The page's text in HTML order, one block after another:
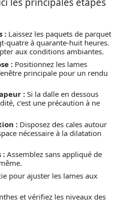
: Laissez les paquets de parquet
quatre à quarante-huit heures.
aux conditions ambiantes.
: Positionnez les lames
principale pour un rendu
: Si la dalle en dessous
c’est une précaution à ne
: Disposez des cales autour
nécessaire à la dilatation
: Assemblez sans appliqué de
pour ajuster les lames aux
et vérifiez les niveaux des